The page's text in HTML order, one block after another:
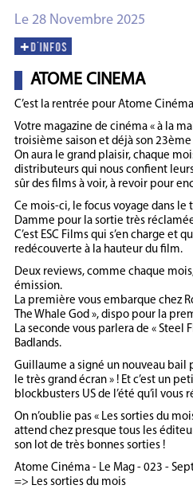
Le 28 Novembre 2025
ATOME CINEMA
C’est la rentrée pour Atome
Votre magazine de cinéma « à la
troisième saison et déjà son
On aura le grand plaisir, chaque
distributeurs qui nous confient
sûr des films à voir, à revoir pour
Ce mois-ci, le focus voyage dans le
Damme pour la sortie très
C’est ESC Films qui s’en charge et
redécouverte à la hauteur du film.
Deux reviews, comme chaque
émission.
La première vous embarque chez
The Whale God », dispo pour la
La seconde vous parlera de « Steel
Badlands.
Guillaume a signé un nouveau bail
le très grand écran » ! Et c’est un
blockbusters US de l’été qu’il vous
On n’oublie pas « Les sorties du
attend chez presque tous les
son lot de très bonnes sorties !
Atome Cinéma - Le Mag - 023 -
=> Les sorties du mois